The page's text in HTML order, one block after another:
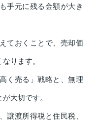
手元に残る金額が大き
ておくことで、売却価
ります。
く売る」戦略と、無理
大切です。
譲渡所得税と住民税、